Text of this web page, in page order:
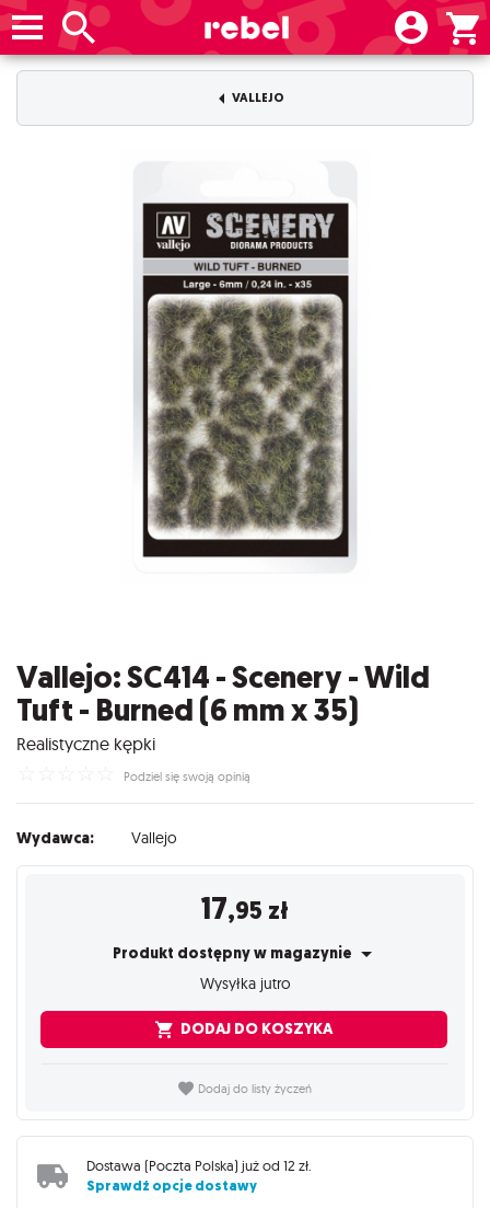
VALLEJO
Vallejo: SC414 - Scenery - Wild
Tuft - Burned (6 mm x 35)
Realistyczne kępki
Podziel się swoją opinią
Wydawca: Vallejo
17,95 zł
Produkt dostępny w magazynie
Wysyłka jutro
DODAJ DO KOSZYKA
Dodaj do listy życzeń
Dostawa (Poczta Polska) już od 12 zł.
Sprawdź opcje dostawy